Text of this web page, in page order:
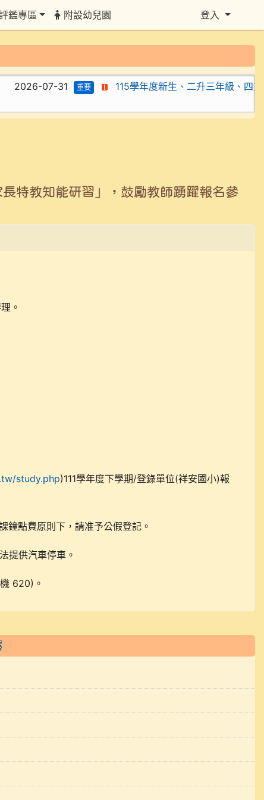
2026-07-31 重要 115學年度新生、二升三年級、四升五
特教知能研習」，鼓勵教師踴躍報名參
。
study.php)111學年度下學期/登錄單位(祥安國小)報
鐘點費原則下，請准予公假登記。
提供汽車停車。
620)。
鑑專區 附設幼兒園 登入